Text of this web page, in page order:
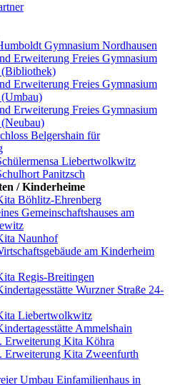
Gymnasium Nordhausen
Erweiterung Freies Gymnasium
Erweiterung Freies Gymnasium
Erweiterung Freies Gymnasium
Belgershain für
Liebertwolkwitz
Panitzsch
/ Kinderheime
Böhlitz-Ehrenberg
Gemeinschaftshauses am
Naunhof
am Kinderheim
Regis-Breitingen
Wurzner Straße 24-
Liebertwolkwitz
Ammelshain
Erweiterung Kita Köhra
Erweiterung Kita Zweenfurth
Umbau Einfamilienhaus in